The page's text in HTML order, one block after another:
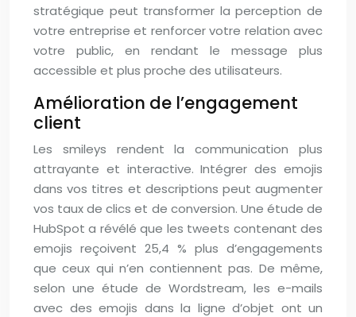
stratégique peut transformer la perception de
votre entreprise et renforcer votre relation avec
votre public, en rendant le message plus
accessible et plus proche des utilisateurs.
Amélioration de l’engagement
client
Les smileys rendent la communication plus
attrayante et interactive. Intégrer des emojis
dans vos titres et descriptions peut augmenter
vos taux de clics et de conversion. Une étude de
HubSpot a révélé que les tweets contenant des
emojis reçoivent 25,4 % plus d’engagements
que ceux qui n’en contiennent pas. De même,
selon une étude de Wordstream, les e-mails
avec des emojis dans la ligne d’objet ont un